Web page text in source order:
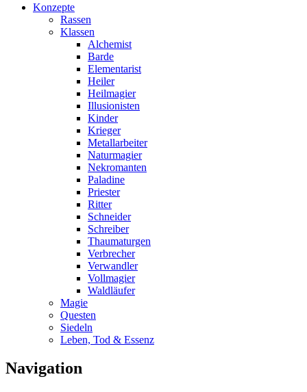
Konzepte
Rassen
Klassen
Alchemist
Barde
Elementarist
Heiler
Heilmagier
Illusionisten
Kinder
Krieger
Metallarbeiter
Naturmagier
Nekromanten
Paladine
Priester
Ritter
Schneider
Schreiber
Thaumaturgen
Verbrecher
Verwandler
Vollmagier
Waldläufer
Magie
Questen
Siedeln
Leben, Tod & Essenz
Navigation